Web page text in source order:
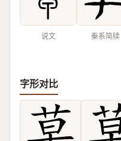
说文 秦系简牍
字形对比